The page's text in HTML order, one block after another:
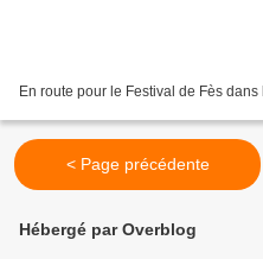
En route pour le Festival de Fès dans
< Page précédente
Hébergé par Overblog